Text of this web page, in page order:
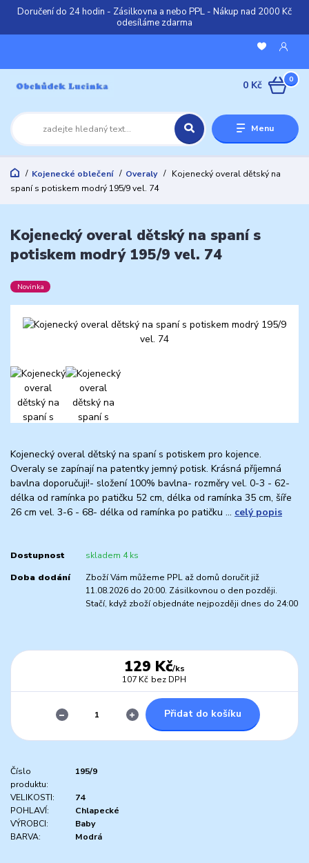
Doručení do 24 hodin - Zásilkovna a nebo PPL - Nákup nad 2000 Kč
odesíláme zdarma
Menu
0
0 Kč
Kojenecké oblečení Overaly
Kojenecký overal dětský na
spaní s potiskem modrý 195/9 vel. 74
Kojenecký overal dětský na spaní s
potiskem modrý 195/9 vel. 74
Novinka
Kojenecký overal dětský na spaní s potiskem pro kojence.
Overaly se zapínají na patentky jemný potisk. Krásná příjemná
bavlna doporučuji!- složení 100% bavlna- rozměry vel. 0-3 - 62-
délka od ramínka po patičku 52 cm, délka od ramínka 35 cm, šíře
26 cm vel. 3-6 - 68- délka od ramínka po patičku ... celý popis
Dostupnost skladem 4 ks
Doba dodání
Zboží Vám můžeme PPL až domů doručit již
11.08.2026 do 20:00. Zásilkovnou o den později.
Stačí, když zboží objednáte nejpozději dnes do 24:00
129 Kč/ks
107 Kč bez DPH
Přidat do košíku
Číslo
produktu:
195/9
VELIKOSTI:
74
POHLAVÍ:
Chlapecké
VÝROBCI:
Baby
BARVA:
Modrá